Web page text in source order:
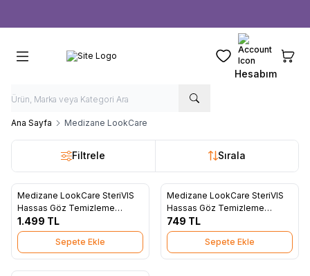
Favorilerim
Hesabım
Ana Sayfa Medizane LookCare
Filtrele Sırala
Favorilere Ekle
Medizane LookCare SteriVIS
Hassas Göz Temizleme
Mendili 30lu
1.499 TL
Sepete Ekle
Favorilere Ekle
Medizane LookCare SteriVIS
Hassas Göz Temizleme
Mendili 10lu
749 TL
Sepete Ekle